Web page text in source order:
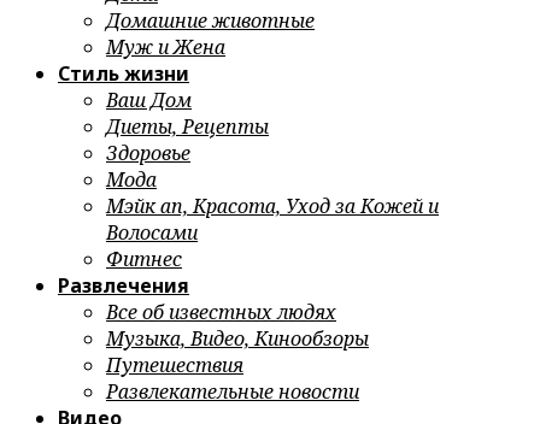
Домашние животные
Муж и Жена
Стиль жизни
Ваш Дом
Диеты, Рецепты
Здоровье
Мода
Мэйк ап, Красота, Уход за Кожей и
Волосами
Фитнес
Развлечения
Все об известных людях
Музыка, Видео, Кинообзоры
Путешествия
Развлекательные новости
Видео